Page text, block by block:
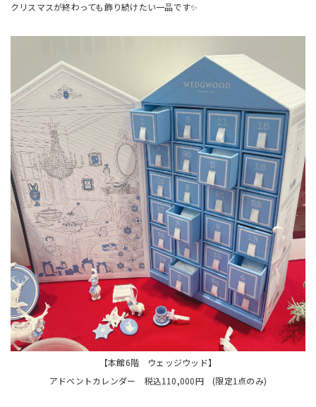
クリスマスが終わっても飾り続けたい一品です✨
【本館6階 ウェッジウッド】
アドベントカレンダー 税込110,000円 (限定1点のみ)